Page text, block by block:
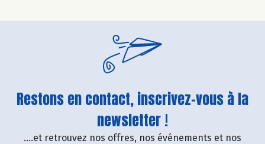
Restons en contact, inscrivez-vous à la
newsletter !
....et retrouvez nos offres, nos événements et nos